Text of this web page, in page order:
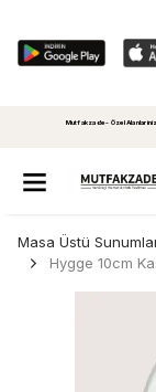
Mutfakzade - Özel
Masa Üstü
Hygge 10cm